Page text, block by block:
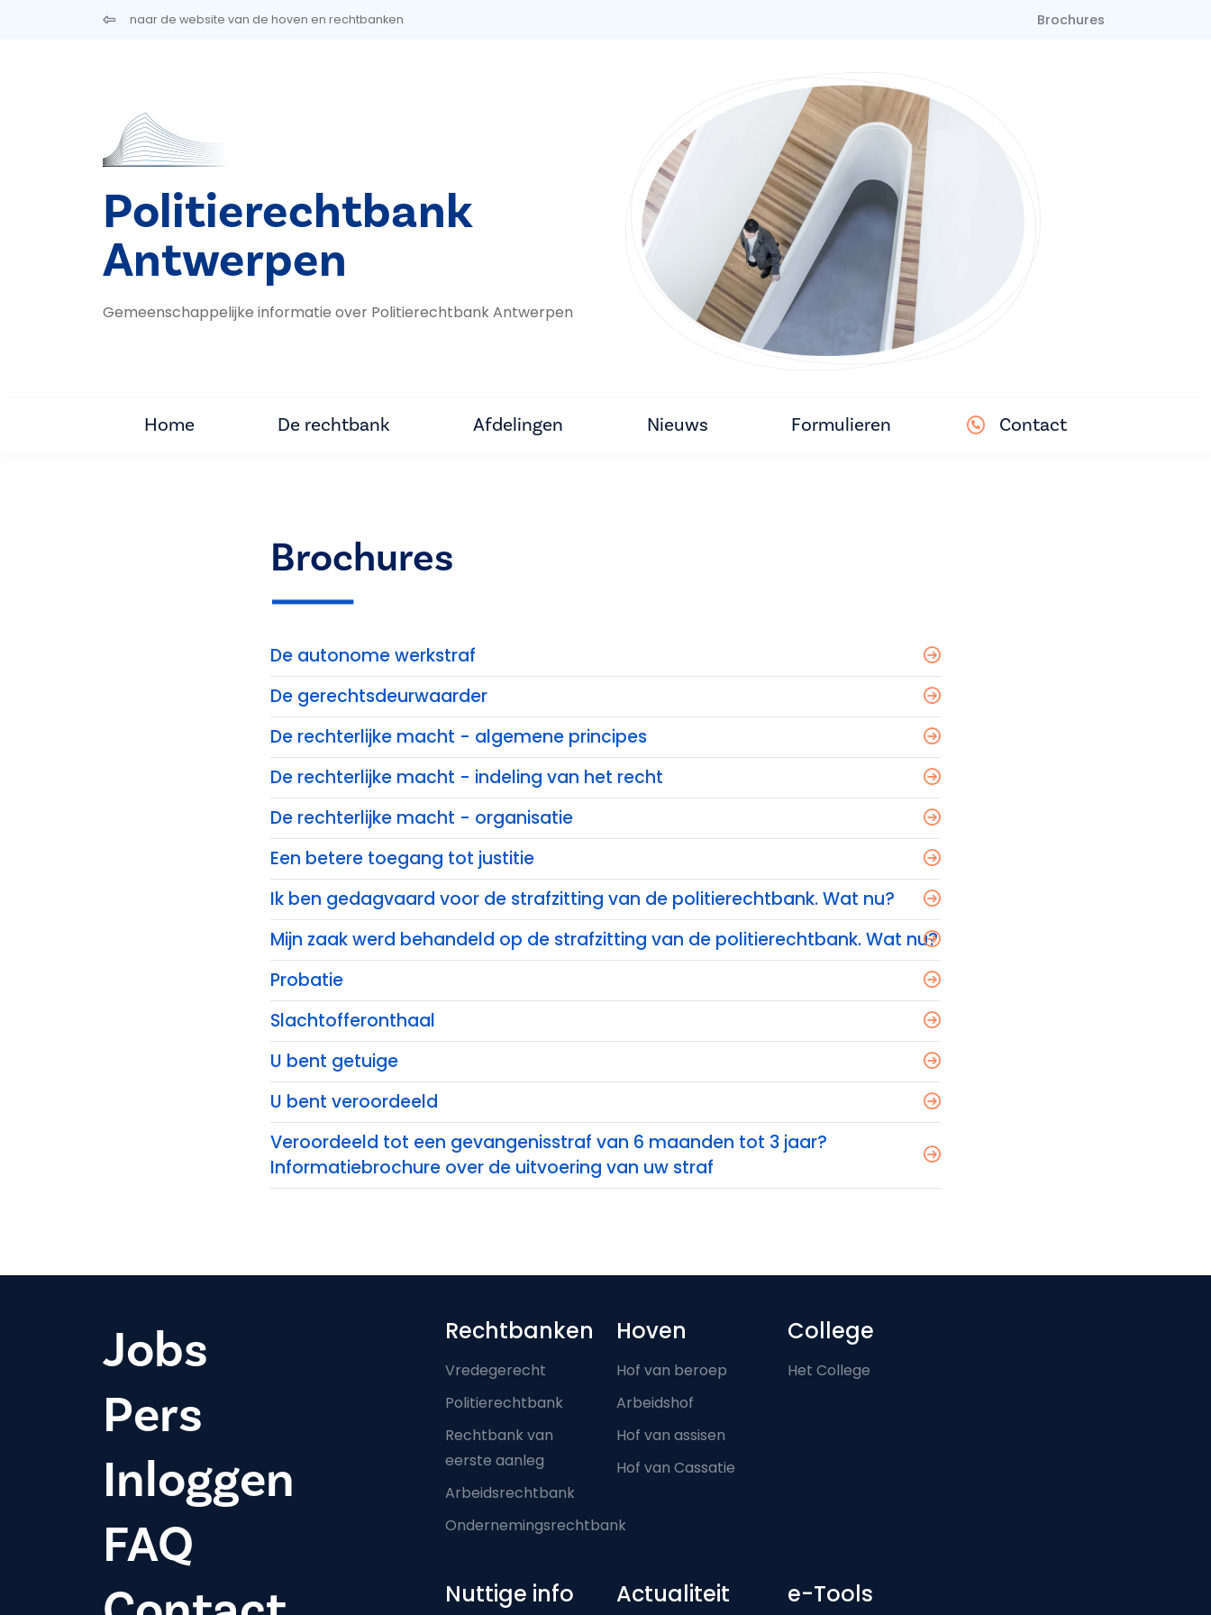
Overslaan en naar de inhoud gaannaar de website van de hoven en rechtbanken Brochures
Politierechtbank
Antwerpen
Gemeenschappelijke informatie over Politierechtbank Antwerpen
Home De rechtbank Afdelingen Nieuws Formulieren Contact
Brochures
De autonome werkstraf
De gerechtsdeurwaarder
De rechterlijke macht - algemene principes
De rechterlijke macht - indeling van het recht
De rechterlijke macht - organisatie
Een betere toegang tot justitie
Ik ben gedagvaard voor de strafzitting van de politierechtbank. Wat nu?
Mijn zaak werd behandeld op de strafzitting van de politierechtbank. Wat nu?
Probatie
Slachtofferonthaal
U bent getuige
U bent veroordeeld
Veroordeeld tot een gevangenisstraf van 6 maanden tot 3 jaar?
Informatiebrochure over de uitvoering van uw straf
Jobs
Pers
Inloggen
FAQ
Footer-menu
Rechtbanken
Vredegerecht
Politierechtbank
Rechtbank van
eerste aanleg
Arbeidsrechtbank
Ondernemingsrechtbank
Hoven
Hof van beroep
Arbeidshof
Hof van assisen
Hof van Cassatie
College
Het College
Nuttige info Actualiteit e-Tools